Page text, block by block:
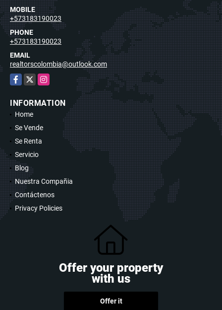
MOBILE
+573183190023
PHONE
+573183190023
EMAIL
realtorscolombia@outlook.com
Facebook
X Instagram
INFORMATION
Home
Se Vende
Se Renta
Servicio
Blog
Nuestra Compañia
Contáctenos
Privacy Policies
Offer your property
with us
Offer it